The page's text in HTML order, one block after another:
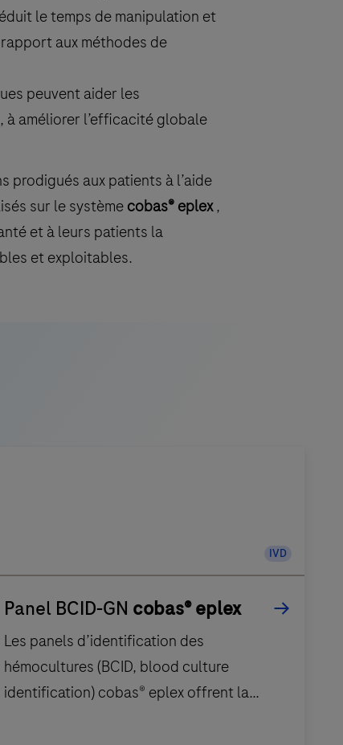
le temps de manipulation et
aux méthodes de
peuvent aider les
améliorer l’efficacité globale
prodigués aux patients à l’aide
sur le systèmecobas® eplex,
et à leurs patients la
et exploitables.
IVD
Panel BCID-GN cobas® eplex
Les panels d’identification des
hémocultures (BCID, blood culture
identification) cobas® eplex offrent la